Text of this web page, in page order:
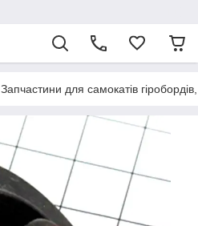
Запчастини для самокатів гіробордів,